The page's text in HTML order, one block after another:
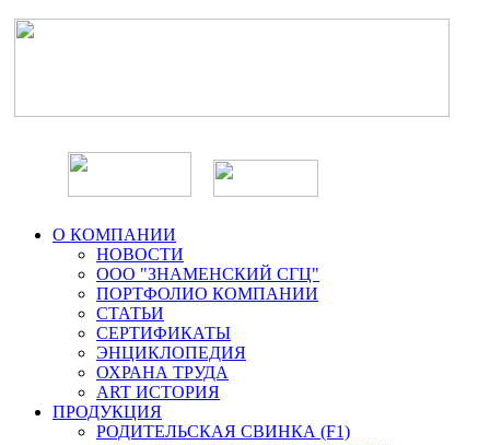
О КОМПАНИИ
НОВОСТИ
ООО "ЗНАМЕНСКИЙ СГЦ"
ПОРТФОЛИО КОМПАНИИ
СТАТЬИ
СЕРТИФИКАТЫ
ЭНЦИКЛОПЕДИЯ
ОХРАНА ТРУДА
ART ИСТОРИЯ
ПРОДУКЦИЯ
РОДИТЕЛЬСКАЯ СВИНКА (F1)